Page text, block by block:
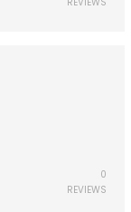
0
REVIEWS